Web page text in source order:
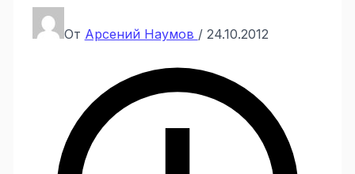
От Арсений Наумов / 24.10.2012